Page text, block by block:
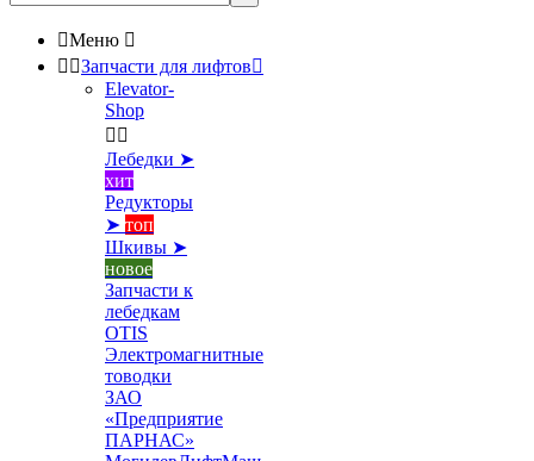
Меню 
 Запчасти для лифтов
Elevator-
Shop
 
Лебедки ➤
хит
Редукторы
➤ топ
Шкивы ➤
новое
Запчасти к
лебедкам
OTIS
Электромагнитные
товодки
ЗАО
«Предприятие
ПАРНАС»